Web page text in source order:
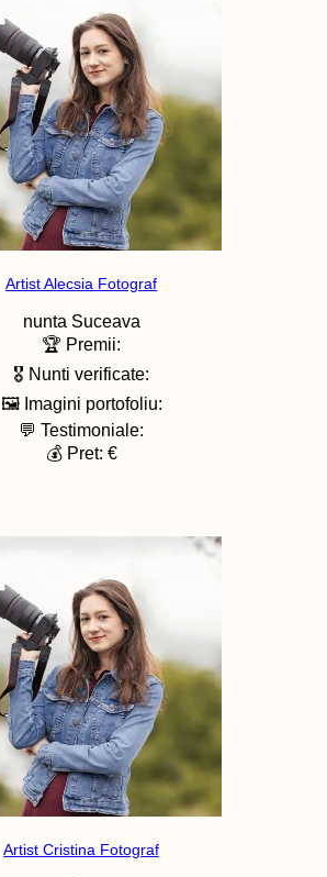
Artist Alecsia Fotograf
nunta Suceava
🏆 Premii:
🎖️ Nunti verificate:
🖼️ Imagini portofoliu:
💬 Testimoniale:
💰 Pret: €
Artist Cristina Fotograf